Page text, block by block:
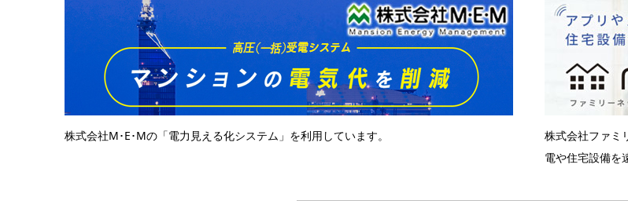
株式会社M･E･Mの「電力見える化システム」を利用しています。
株式会社ファミ
電や住宅設備を